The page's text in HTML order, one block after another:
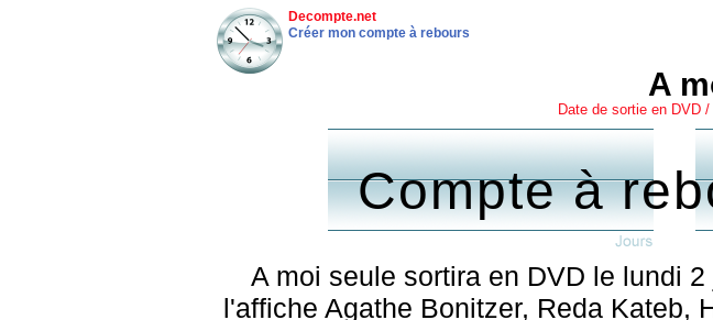
Decompte.net
Créer mon compte à rebours
A
Date de sortie en DVD
Compte à
A moi seule sortira en DVD le lundi
l'affiche Agathe Bonitzer, Reda Kateb,